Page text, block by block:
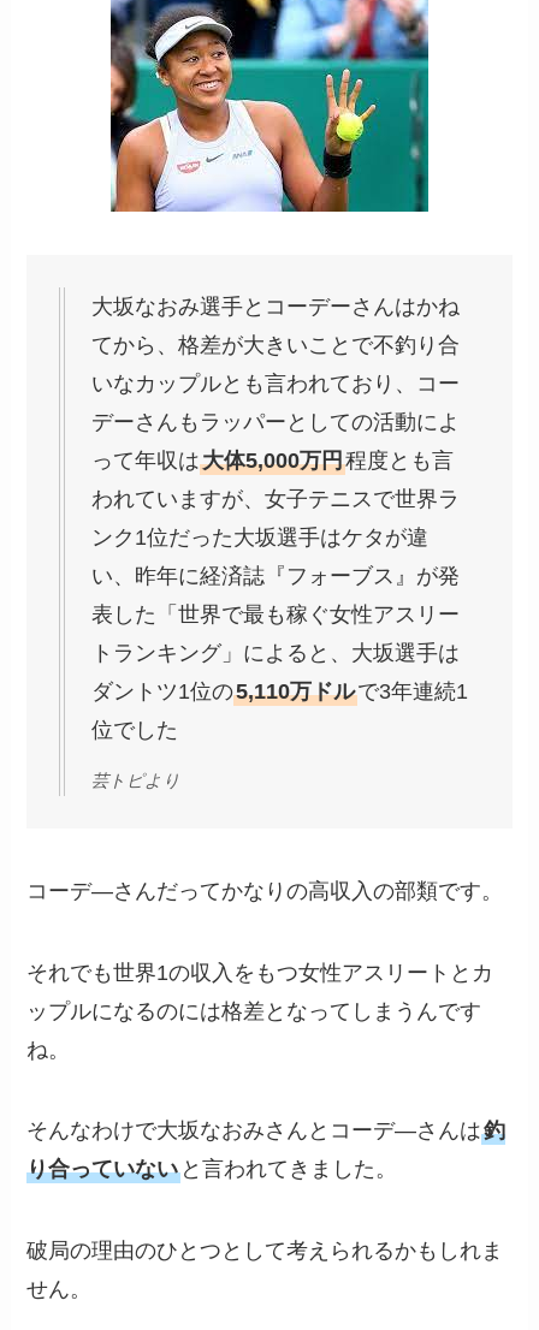
大坂なおみ選手とコーデーさんはかね
てから、格差が大きいことで不釣り合
いなカップルとも言われており、コー
デーさんもラッパーとしての活動によ
って年収は大体5,000万円程度とも言
われていますが、女子テニスで世界ラ
ンク1位だった大坂選手はケタが違
い、昨年に経済誌『フォーブス』が発
表した「世界で最も稼ぐ女性アスリー
トランキング」によると、大坂選手は
ダントツ1位の5,110万ドルで3年連続1
位でした
芸トピより
コーデ―さんだってかなりの高収入の部類です。
それでも世界1の収入をもつ女性アスリートとカ
ップルになるのには格差となってしまうんです
ね。
そんなわけで大坂なおみさんとコーデ―さんは釣
り合っていない と言われてきました。
破局の理由のひとつとして考えられるかもしれま
せん。